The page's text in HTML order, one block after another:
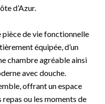
d’Azur.
pièce de vie fonctionnelle
équipée, d’un
chambre agréable ainsi
avec douche.
offrant un espace
ou les moments de